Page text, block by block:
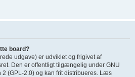
board?
udgave) er udviklet og frigivet af
Den er offentligt tilgængelig under GNU
(GPL-2.0) og kan frit distribueres. Læs